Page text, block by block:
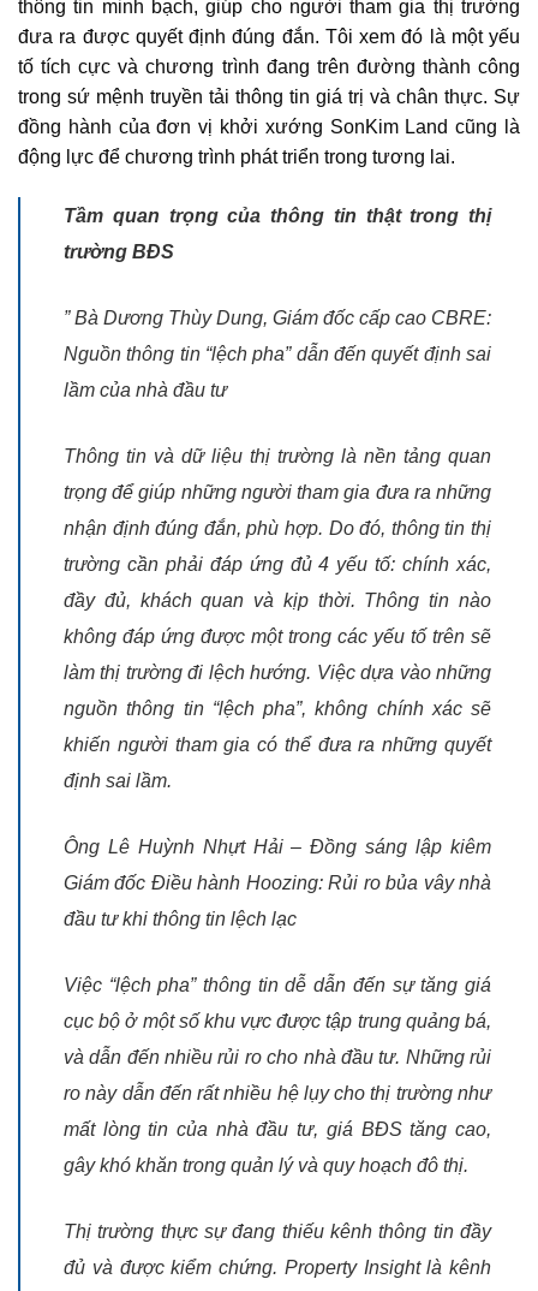
thông tin minh bạch, giúp cho người tham gia thị trường
đưa ra được quyết định đúng đắn. Tôi xem đó là một yếu
tố tích cực và chương trình đang trên đường thành công
trong sứ mệnh truyền tải thông tin giá trị và chân thực. Sự
đồng hành của đơn vị khởi xướng SonKim Land cũng là
động lực để chương trình phát triển trong tương lai.
Tầm quan trọng của thông tin thật trong thị
trường BĐS
”Bà Dương Thùy Dung, Giám đốc cấp cao CBRE:
Nguồn thông tin “lệch pha” dẫn đến quyết định sai
lầm của nhà đầu tư
Thông tin và dữ liệu thị trường là nền tảng quan
trọng để giúp những người tham gia đưa ra những
nhận định đúng đắn, phù hợp. Do đó, thông tin thị
trường cần phải đáp ứng đủ 4 yếu tố: chính xác,
đầy đủ, khách quan và kịp thời. Thông tin nào
không đáp ứng được một trong các yếu tố trên sẽ
làm thị trường đi lệch hướng. Việc dựa vào những
nguồn thông tin “lệch pha”, không chính xác sẽ
khiến người tham gia có thể đưa ra những quyết
định sai lầm.
Ông Lê Huỳnh Nhựt Hải – Đồng sáng lập kiêm
Giám đốc Điều hành Hoozing: Rủi ro bủa vây nhà
đầu tư khi thông tin lệch lạc
Việc “lệch pha” thông tin dễ dẫn đến sự tăng giá
cục bộ ở một số khu vực được tập trung quảng bá,
và dẫn đến nhiều rủi ro cho nhà đầu tư. Những rủi
ro này dẫn đến rất nhiều hệ lụy cho thị trường như
mất lòng tin của nhà đầu tư, giá BĐS tăng cao,
gây khó khăn trong quản lý và quy hoạch đô thị.
Thị trường thực sự đang thiếu kênh thông tin đầy
đủ và được kiểm chứng. Property Insight là kênh